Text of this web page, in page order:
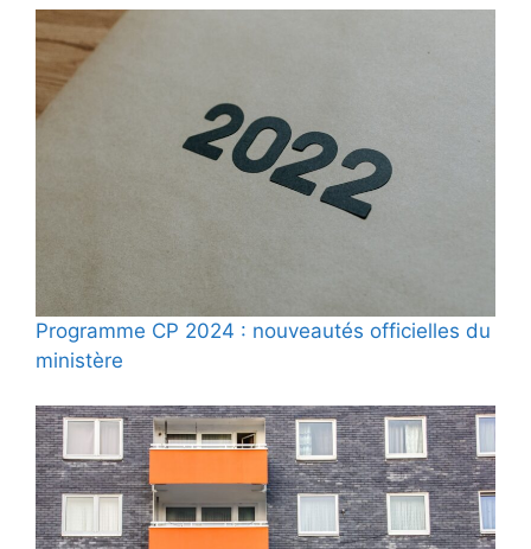
Programme CP 2024 : nouveautés officielles du
ministère